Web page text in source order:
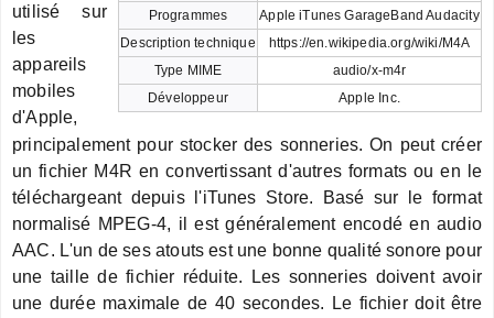
Programmes
Apple iTunes GarageBand Audacity
Description technique
https://en.wikipedia.org/wiki/M4A
Type MIME
audio/x-m4r
Développeur
Apple Inc.
utilisé sur
les
appareils
mobiles
d'Apple,
principalement pour stocker des sonneries. On peut créer
un fichier M4R en convertissant d'autres formats ou en le
téléchargeant depuis l'iTunes Store. Basé sur le format
normalisé MPEG-4, il est généralement encodé en audio
AAC. L'un de ses atouts est une bonne qualité sonore pour
une taille de fichier réduite. Les sonneries doivent avoir
une durée maximale de 40 secondes. Le fichier doit être